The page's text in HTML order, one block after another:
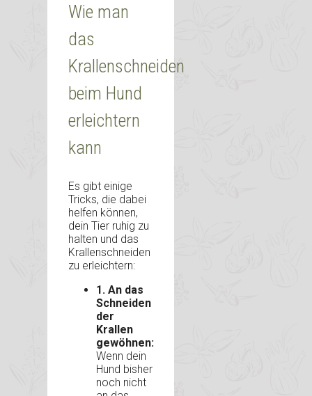
Wie man
das
Krallenschneiden
beim Hund
erleichtern
kann
Es gibt einige
Tricks, die dabei
helfen können,
dein Tier ruhig zu
halten und das
Krallenschneiden
zu erleichtern:
1. An das
Schneiden
der
Krallen
gewöhnen:
Wenn dein
Hund bisher
noch nicht